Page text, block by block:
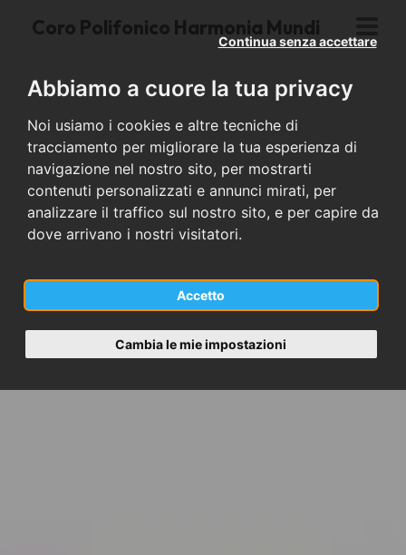
Abbiamo a cuore la tua privacy
Noi usiamo i cookies e altre tecniche di
tracciamento per migliorare la tua esperienza di
navigazione nel nostro sito, per mostrarti
contenuti personalizzati e annunci mirati, per
analizzare il traffico sul nostro sito, e per capire da
dove arrivano i nostri visitatori.
Accetto
Continua senza accettare
Cambia le mie impostazioni
Coro Polifonico Harmonia Mundi